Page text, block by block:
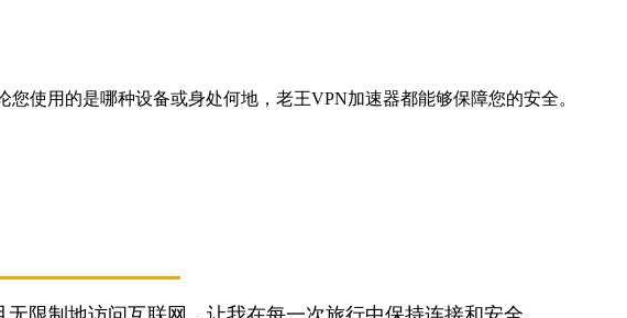
使用的是哪种设备或身处何地，老王VPN加速器都能够保障您的安全。